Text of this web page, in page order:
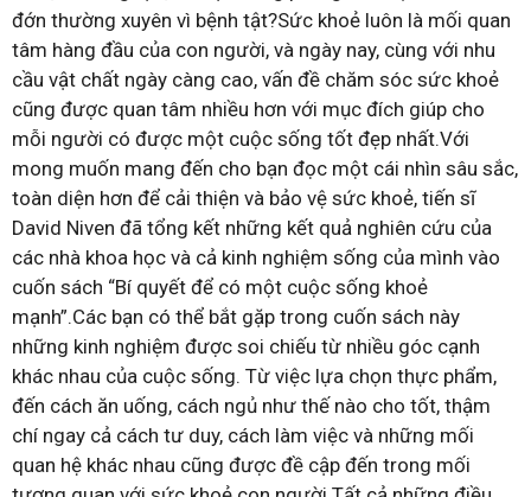
đớn thường xuyên vì bệnh tật?Sức khoẻ luôn là mối quan
tâm hàng đầu của con người, và ngày nay, cùng với nhu
cầu vật chất ngày càng cao, vấn đề chăm sóc sức khoẻ
cũng được quan tâm nhiều hơn với mục đích giúp cho
mỗi người có được một cuộc sống tốt đẹp nhất.Với
mong muốn mang đến cho bạn đọc một cái nhìn sâu sắc,
toàn diện hơn để cải thiện và bảo vệ sức khoẻ, tiến sĩ
David Niven đã tổng kết những kết quả nghiên cứu của
các nhà khoa học và cả kinh nghiệm sống của mình vào
cuốn sách “Bí quyết để có một cuộc sống khoẻ
mạnh”.Các bạn có thể bắt gặp trong cuốn sách này
những kinh nghiệm được soi chiếu từ nhiều góc cạnh
khác nhau của cuộc sống. Từ việc lựa chọn thực phẩm,
đến cách ăn uống, cách ngủ như thế nào cho tốt, thậm
chí ngay cả cách tư duy, cách làm việc và những mối
quan hệ khác nhau cũng được đề cập đến trong mối